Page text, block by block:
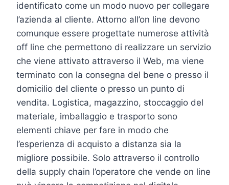
identificato come un modo nuovo per collegare
l’azienda al cliente. Attorno all’on line devono
comunque essere progettate numerose attività
off line che permettono di realizzare un servizio
che viene attivato attraverso il Web, ma viene
terminato con la consegna del bene o presso il
domicilio del cliente o presso un punto di
vendita. Logistica, magazzino, stoccaggio del
materiale, imballaggio e trasporto sono
elementi chiave per fare in modo che
l’esperienza di acquisto a distanza sia la
migliore possibile. Solo attraverso il controllo
della supply chain l’operatore che vende on line